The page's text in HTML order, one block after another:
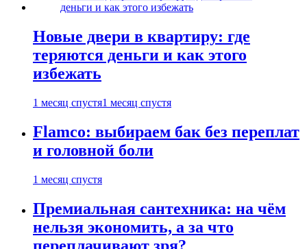
Новые двери в квартиру: где
теряются деньги и как этого
избежать
1 месяц спустя1 месяц спустя
Flamco: выбираем бак без переплат
и головной боли
1 месяц спустя
Премиальная сантехника: на чём
нельзя экономить, а за что